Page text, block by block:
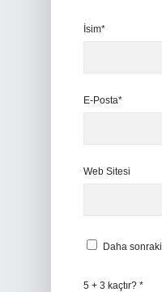
İsim*
E-Posta*
Web Sitesi
Daha
5 + 3 kaçtır? *